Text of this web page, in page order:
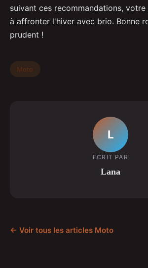
suivant ces recommandations, votre
à affronter l'hiver avec brio. Bonne
prudent !
Moto
L
ECRIT PAR
Lana
← Voir tous les articles Moto